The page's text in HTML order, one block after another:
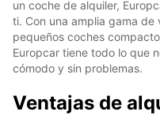
un coche de alquiler,
ti. Con una amplia gama
pequeños coches
Europcar tiene todo lo que
cómodo y sin problemas.
Ventajas de